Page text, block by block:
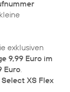
exklusiven
9,99 Euro im
Euro.
XS Flex